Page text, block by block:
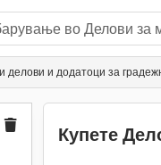
делови и додатоци за
Купете